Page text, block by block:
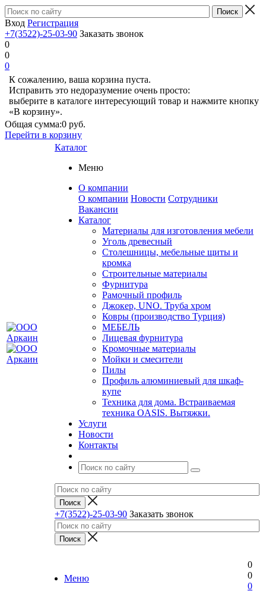
Вход Регистрация
+7(3522)-25-03-90 Заказать звонок
0
0
0
К сожалению, ваша корзина пуста.
Исправить это недоразумение очень просто:
выберите в каталоге интересующий товар и нажмите кнопку
«В корзину».
Общая сумма:0 руб.
Перейти в корзину
Каталог
Меню
О компании
О компании Новости Сотрудники
Вакансии
Каталог
Материалы для изготовления мебели
Уголь древесный
Столешницы, мебельные щиты и
кромка
Строительные материалы
Фурнитура
Рамочный профиль
Джокер, UNO. Труба хром
Ковры (производство Турция)
МЕБЕЛЬ
Лицевая фурнитура
Кромочные материалы
Мойки и смесители
Пилы
Профиль алюминиевый для шкаф-
купе
Техника для дома. Встраиваемая
техника OASIS. Вытяжки.
Услуги
Новости
Контакты
+7(3522)-25-03-90 Заказать звонок
Меню
0
0
0